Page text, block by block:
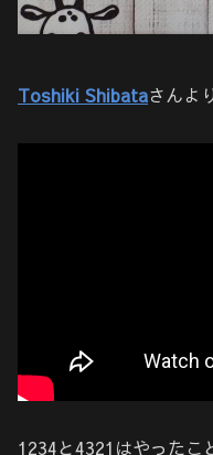
Toshiki Shibataさんより
1234と4321はやったこ